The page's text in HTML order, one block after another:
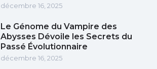
décembre 16, 2025
Le Génome du Vampire des
Abysses Dévoile les Secrets du
Passé Évolutionnaire
décembre 16, 2025